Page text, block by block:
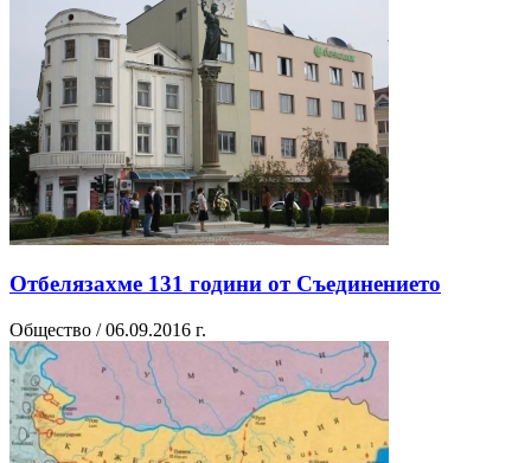
Отбелязахме 131 години от Съединението
Общество / 06.09.2016 г.